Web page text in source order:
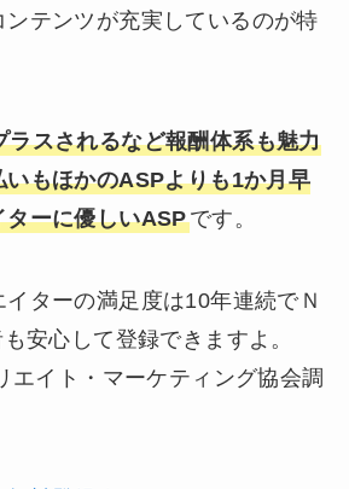
ンテンツが充実しているのが特
ラスされるなど報酬体系も魅力
いもほかのASPよりも1か月早
ターに優しいASPです。
ターの満足度は10年連続でＮ
安心して登録できますよ。
エイト・マーケティング協会調